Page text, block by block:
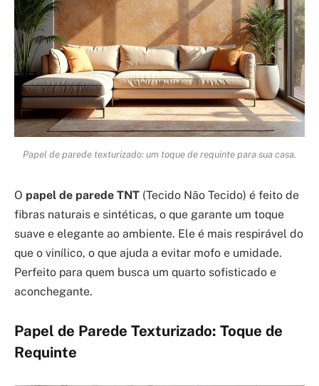
Papel de parede texturizado: um toque de requinte para sua casa.
O papel de parede TNT (Tecido Não Tecido) é feito de
fibras naturais e sintéticas, o que garante um toque
suave e elegante ao ambiente. Ele é mais respirável do
que o vinílico, o que ajuda a evitar mofo e umidade.
Perfeito para quem busca um quarto sofisticado e
aconchegante.
Papel de Parede Texturizado: Toque de
Requinte